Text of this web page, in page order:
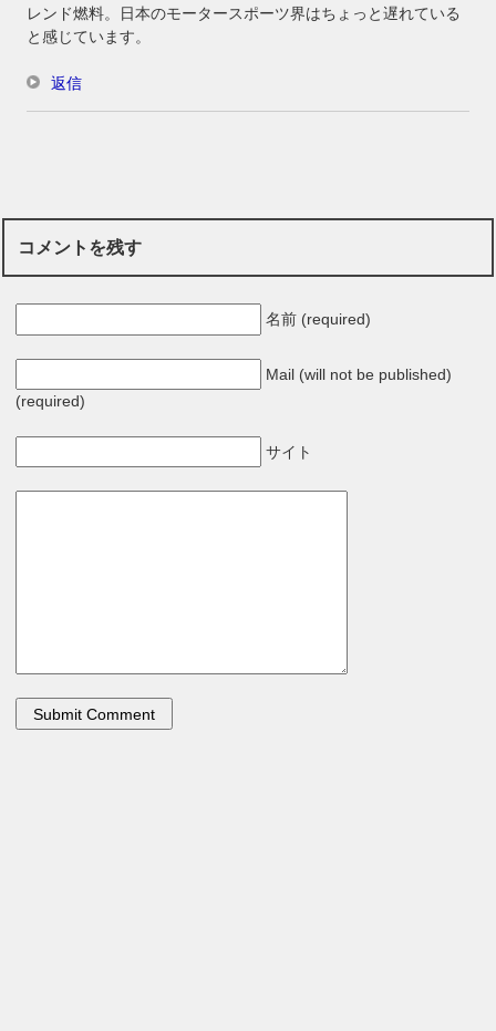
レンド燃料。日本のモータースポーツ界はちょっと遅れている
と感じています。
返信
コメントを残す
名前 (required)
Mail (will not be published)
(required)
サイト